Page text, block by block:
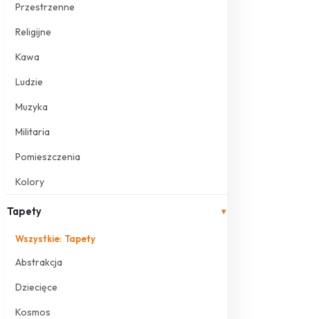
Przestrzenne
Religijne
Kawa
Ludzie
Muzyka
Militaria
Pomieszczenia
Kolory
Tapety ▾
Wszystkie: Tapety
Abstrakcja
Dziecięce
Kosmos